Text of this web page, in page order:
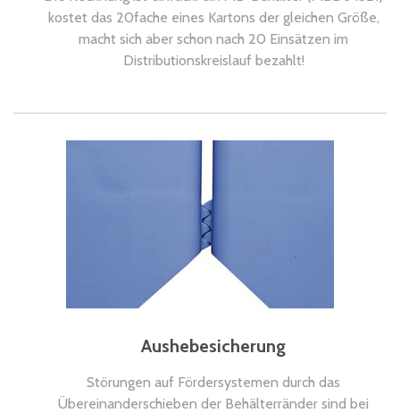
kostet das 20fache eines Kartons der gleichen Größe,
macht sich aber schon nach 20 Einsätzen im
Distributionskreislauf bezahlt!
Aushebesicherung
Störungen auf Fördersystemen durch das
Übereinanderschieben der Behälterränder sind bei